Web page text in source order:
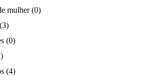
mulher (0)
(0)
(4)